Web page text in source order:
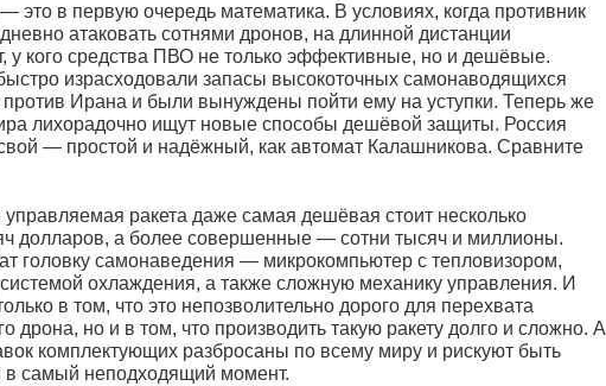
это в первую очередь математика. В условиях, когда противник
атаковать сотнями дронов, на длинной дистанции
у кого средства ПВО не только эффективные, но и дешёвые.
израсходовали запасы высокоточных самонаводящихся
против Ирана и были вынуждены пойти ему на уступки. Теперь же
лихорадочно ищут новые способы дешёвой защиты. Россия
— простой и надёжный, как автомат Калашникова. Сравните
ракета даже самая дешёвая стоит несколько
долларов, а более совершенные — сотни тысяч и миллионы.
головку самонаведения — микрокомпьютер с тепловизором,
охлаждения, а также сложную механику управления. И
в том, что это непозволительно дорого для перехвата
дрона, но и в том, что производить такую ракету долго и сложно. А
комплектующих разбросаны по всему миру и рискуют быть
самый неподходящий момент.